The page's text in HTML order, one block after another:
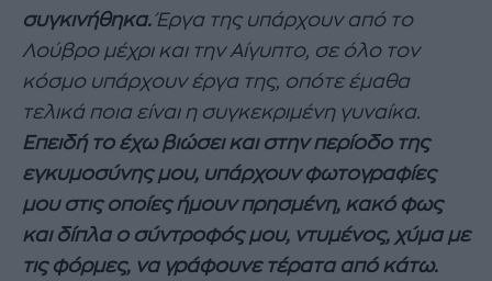
συγκινήθηκα.Έργα της υπάρχουν από το
Λούβρο μέχρι και την Αίγυπτο, σε όλο τον
κόσμο υπάρχουν έργα της, οπότε έμαθα
τελικά ποια είναι η συγκεκριμένη γυναίκα.
Επειδή το έχω βιώσει και στην περίοδο της
εγκυμοσύνης μου, υπάρχουν φωτογραφίες
μου στις οποίες ήμουν πρησμένη, κακό φως
και δίπλα ο σύντροφός μου, ντυμένος, χύμα με
τις φόρμες, να γράφουνε τέρατα από κάτω.